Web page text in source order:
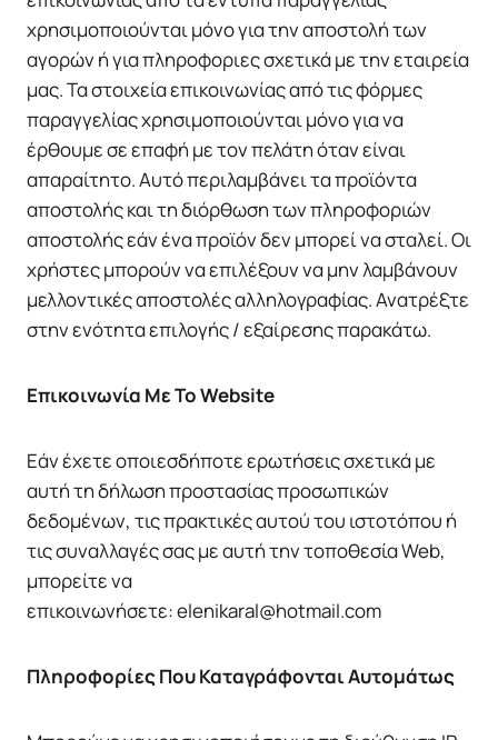
χρησιμοποιούνται μόνο για την αποστολή των
αγορών ή για πληροφοριες σχετικά με την εταιρεία
μας. Τα στοιχεία επικοινωνίας από τις φόρμες
παραγγελίας χρησιμοποιούνται μόνο για να
έρθουμε σε επαφή με τον πελάτη όταν είναι
απαραίτητο. Αυτό περιλαμβάνει τα προϊόντα
αποστολής και τη διόρθωση των πληροφοριών
αποστολής εάν ένα προϊόν δεν μπορεί να σταλεί. Οι
χρήστες μπορούν να επιλέξουν να μην λαμβάνουν
μελλοντικές αποστολές αλληλογραφίας. Ανατρέξτε
στην ενότητα επιλογής / εξαίρεσης παρακάτω.
Επικοινωνία Με Το Website
Εάν έχετε οποιεσδήποτε ερωτήσεις σχετικά με
αυτή τη δήλωση προστασίας προσωπικών
δεδομένων, τις πρακτικές αυτού του ιστοτόπου ή
τις συναλλαγές σας με αυτή την τοποθεσία Web,
μπορείτε να
επικοινωνήσετε: elenikaral@hotmail.com
Πληροφορίες Που Καταγράφονται Αυτομάτως